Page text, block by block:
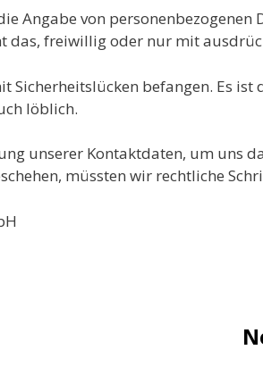
Angabe von personenbezogenen
das, freiwillig oder nur mit
befangen. Es
löblich.
unserer Kontaktdaten, um
müssten wir rechtliche